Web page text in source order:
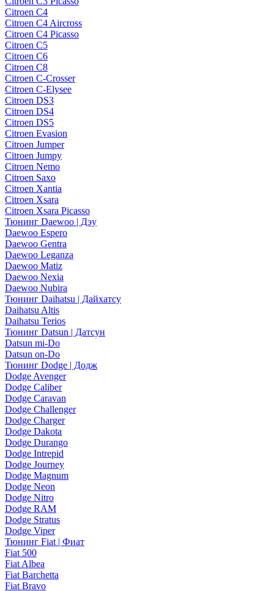
Citroen C4
Citroen C4 Aircross
Citroen C4 Picasso
Citroen C5
Citroen C6
Citroen C8
Citroen C-Crosser
Citroen C-Elysee
Citroen DS3
Citroen DS4
Citroen DS5
Citroen Evasion
Citroen Jumper
Citroen Jumpy
Citroen Nemo
Citroen Saxo
Citroen Xantia
Citroen Xsara
Citroen Xsara Picasso
Тюнинг Daewoo | Дэу
Daewoo Espero
Daewoo Gentra
Daewoo Leganza
Daewoo Matiz
Daewoo Nexia
Daewoo Nubira
Тюнинг Daihatsu | Дайхатсу
Daihatsu Altis
Daihatsu Terios
Тюнинг Datsun | Датсун
Datsun mi-Do
Datsun on-Do
Тюнинг Dodge | Додж
Dodge Avenger
Dodge Caliber
Dodge Caravan
Dodge Challenger
Dodge Charger
Dodge Dakota
Dodge Durango
Dodge Intrepid
Dodge Journey
Dodge Magnum
Dodge Neon
Dodge Nitro
Dodge RAM
Dodge Stratus
Dodge Viper
Тюнинг Fiat | Фиат
Fiat 500
Fiat Albea
Fiat Barchetta
Fiat Bravo